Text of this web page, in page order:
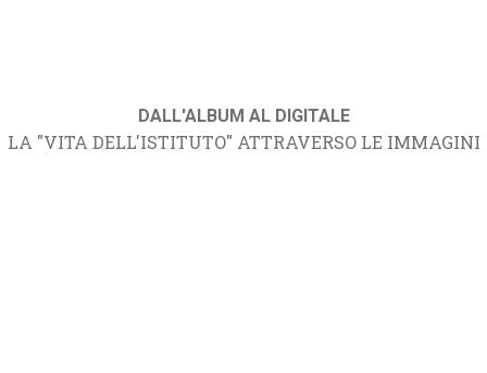
DALL'ALBUM AL DIGITALE
LA "VITA DELL'ISTITUTO" ATTRAVERSO LE IMMAGINI